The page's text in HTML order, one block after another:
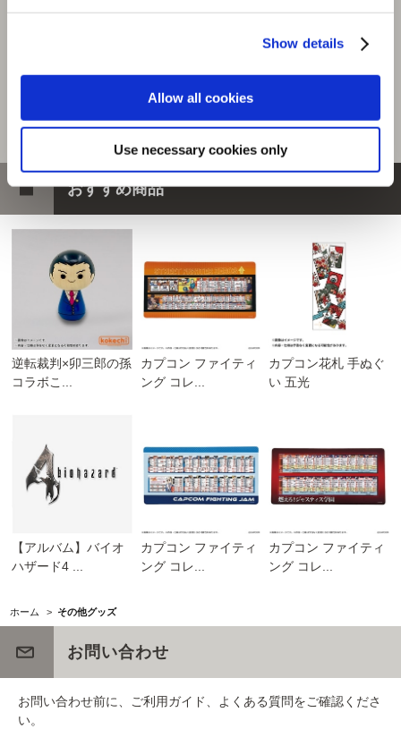
Show details
Allow all cookies
Use necessary cookies only
ビジュアル
商品を選びなおす
880円(税込)
おすすめ商品
逆転裁判×卯三郎の孫
コラボこ...
カプコン ファイティ
ング コレ...
カプコン花札 手ぬぐ
い 五光
【アルバム】バイオ
ハザード4 ...
カプコン ファイティ
ング コレ...
カプコン ファイティ
ング コレ...
ホーム > その他グッズ
お問い合わせ
お問い合わせ前に、ご利用ガイド、よくある質問をご確認くださ
い。